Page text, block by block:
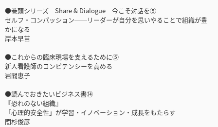
●巻頭シリーズ Share & Dialogue 今こそ対話を⑤
セルフ・コンパッション──リーダーが自分を思いやることで組織が豊
かになる
岸本早苗
●これからの臨床現場を支えるために⑤
新人看護師のコンピテンシーを高める
岩間恵子
●読んでおきたいビジネス書⑭
『恐れのない組織』
「心理的安全性」が学習・イノベーション・成長をもたらす
間杉俊彦